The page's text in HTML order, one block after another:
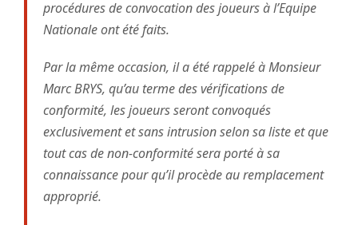
procédures de convocation des joueurs à l’Equipe
Nationale ont été faits.
Par la même occasion, il a été rappelé à Monsieur
Marc BRYS, qu’au terme des vérifications de
conformité, les joueurs seront convoqués
exclusivement et sans intrusion selon sa liste et que
tout cas de non-conformité sera porté à sa
connaissance pour qu’il procède au remplacement
approprié.